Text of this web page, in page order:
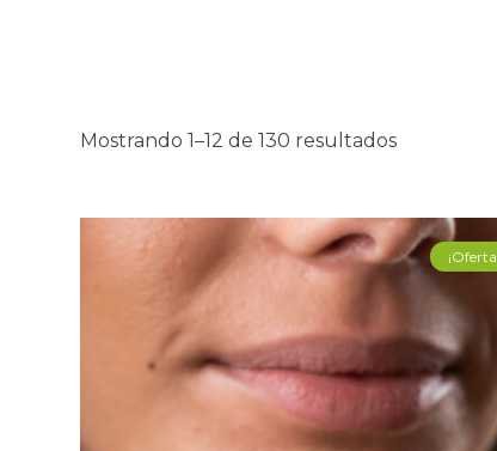
Mostrando 1–12 de 130 resultados